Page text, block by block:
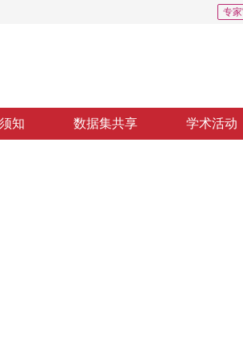
专家
知 数据集共享 学术活动